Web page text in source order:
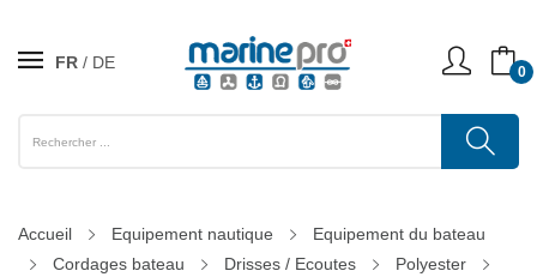
FR DE 0
Accueil Equipement nautique
Equipement du bateau
Cordages bateau
Drisses / Ecoutes
Polyester